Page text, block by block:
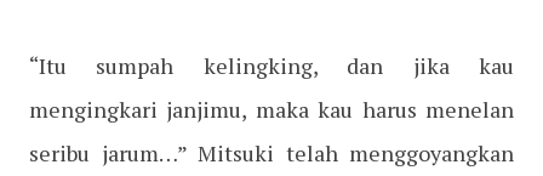
“Itu sumpah kelingking, dan jika kau
mengingkari janjimu, maka kau harus menelan
seribu jarum…” Mitsuki telah menggoyangkan